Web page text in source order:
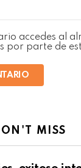
accedes al
por parte de
MISS